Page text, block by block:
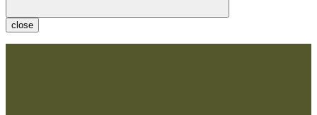
close